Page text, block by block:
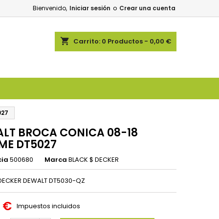
Bienvenido, Iniciar sesión o Crear una cuenta
shopping_cart Carrito: 0 Productos - 0,00 €
BROCA CONICA 08-18
DT5027
500680 Marca BLACK $ DECKER
DEWALT DT5030-QZ
€ Impuestos incluidos